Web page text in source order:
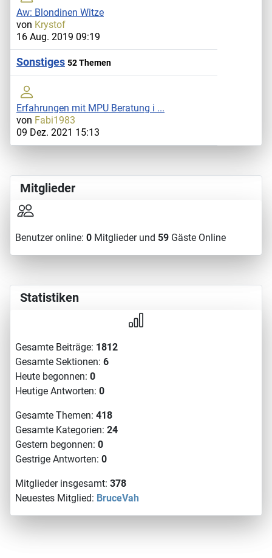
Aw: Blondinen Witze
von Krystof
16 Aug. 2019 09:19
Sonstiges 52 Themen
Erfahrungen mit MPU Beratung i ...
von Fabi1983
09 Dez. 2021 15:13
Mitglieder
Benutzer online: 0 Mitglieder und 59 Gäste Online
Statistiken
Gesamte Beiträge: 1812
Gesamte Sektionen: 6
Heute begonnen: 0
Heutige Antworten: 0
Gesamte Themen: 418
Gesamte Kategorien: 24
Gestern begonnen: 0
Gestrige Antworten: 0
Mitglieder insgesamt: 378
Neuestes Mitglied: BruceVah